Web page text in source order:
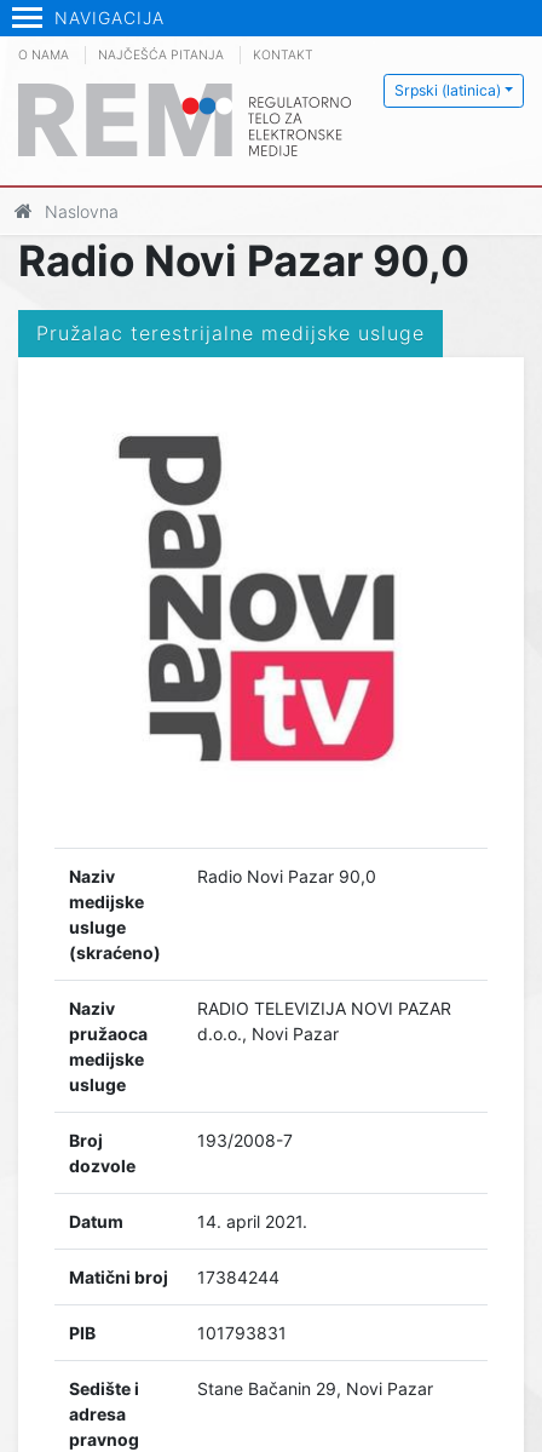
NAVIGACIJA
Srpski (latinica)
O NAMA NAJČEŠĆA PITANJA KONTAKT
Naslovna
Radio Novi Pazar 90,0
Pružalac terestrijalne medijske usluge
Naziv
medijske
usluge
(skraćeno)
Radio Novi Pazar 90,0
Naziv
pružaoca
medijske
usluge
RADIO TELEVIZIJA NOVI PAZAR
d.o.o., Novi Pazar
Broj
dozvole
193/2008-7
Datum 14. april 2021.
Matični broj 17384244
PIB 101793831
Sedište i
adresa
pravnog
Stane Bačanin 29, Novi Pazar